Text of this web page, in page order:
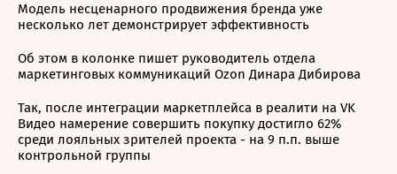
Модель несценарного продвижения бренда уже
несколько лет демонстрирует эффективность
Об этом в колонке пишет руководитель отдела
маркетинговых коммуникаций Ozon Динара Дибирова
Так, после интеграции маркетплейса в реалити на VK
Видео намерение совершить покупку достигло 62%
среди лояльных зрителей проекта - на 9 п.п. выше
контрольной группы